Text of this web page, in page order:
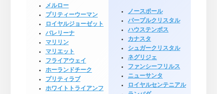
メルロー
プリティーウーマン
ロイヤルジョーゼット
バレリーナ
マリリン
マリエット
フライアウェイ
ホーランドチーク
プリティラブ
ホワイトトライアンフ
ノースポール
パープルクリスタル
ハウステンボス
カナスタ
シュガークリスタル
ネグリジェ
ファンシーフリルス
ニューサンタ
ロイヤルセンテニアル